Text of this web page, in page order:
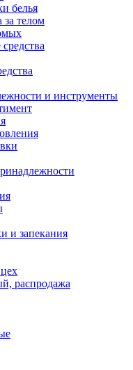
белья
за телом
и инструменты
и запекания
распродажа